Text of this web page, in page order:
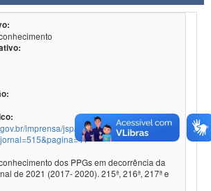
imprensa/jsp/visualiza/index.jsp?
dos PPGs em decorrência da
de 2021 (2017- 2020). 215ª, 216ª, 217ª e